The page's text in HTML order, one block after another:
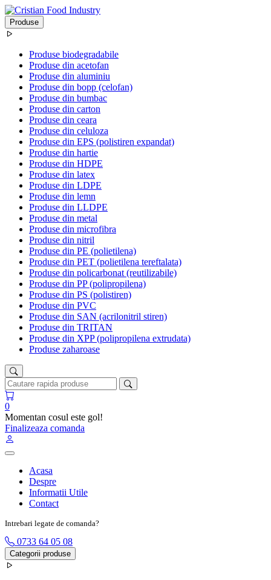
Produse
Produse biodegradabile
Produse din acetofan
Produse din aluminiu
Produse din bopp (celofan)
Produse din bumbac
Produse din carton
Produse din ceara
Produse din celuloza
Produse din EPS (polistiren expandat)
Produse din hartie
Produse din HDPE
Produse din latex
Produse din LDPE
Produse din lemn
Produse din LLDPE
Produse din metal
Produse din microfibra
Produse din nitril
Produse din PE (polietilena)
Produse din PET (polietilena tereftalata)
Produse din policarbonat (reutilizabile)
Produse din PP (polipropilena)
Produse din PS (polistiren)
Produse din PVC
Produse din SAN (acrilonitril stiren)
Produse din TRITAN
Produse din XPP (polipropilena extrudata)
Produse zaharoase
0
Momentan cosul este gol!
Finalizeaza comanda
Acasa
Despre
Informatii Utile
Contact
Intrebari legate de comanda?
0733 64 05 08
Categorii produse